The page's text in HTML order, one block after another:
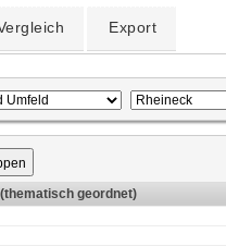
Export
geordnet)